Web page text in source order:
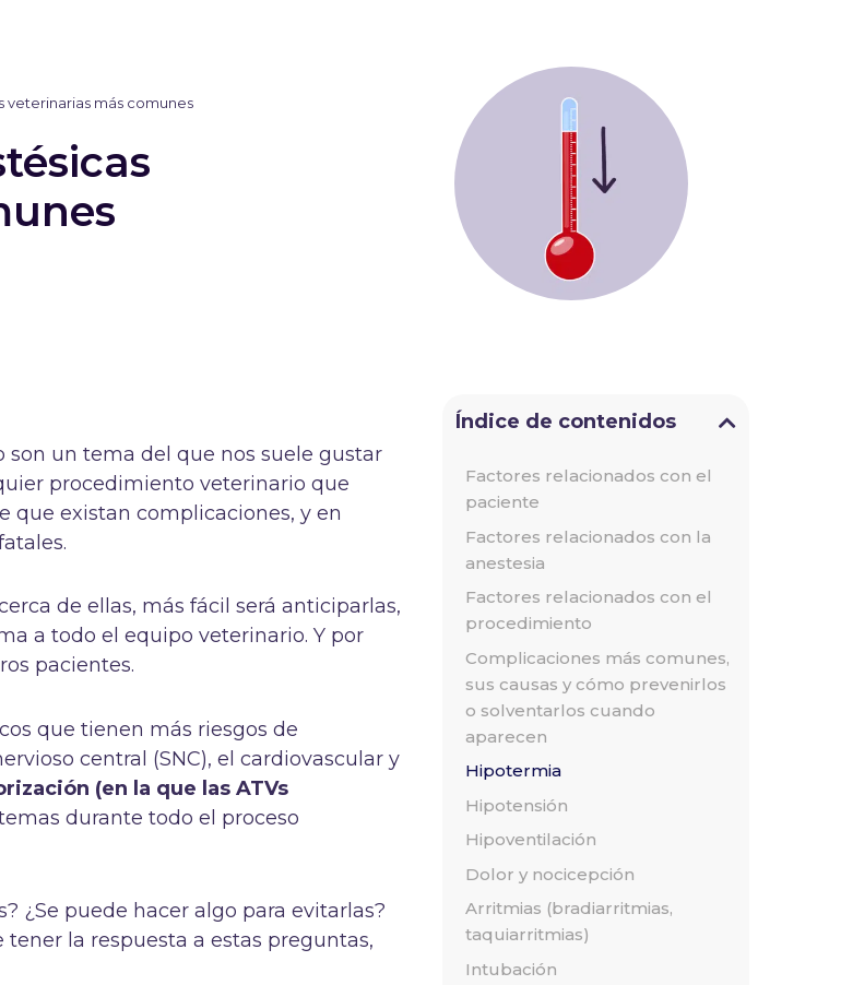
veterinarias más comunes
son un tema del que nos suele gustar
procedimiento veterinario que
que existan complicaciones, y en
de ellas, más fácil será anticiparlas,
a todo el equipo veterinario. Y por
pacientes.
que tienen más riesgos de
central (SNC), el cardiovascular y
(en la que las ATVs
durante todo el proceso
¿Se puede hacer algo para evitarlas?
tener la respuesta a estas preguntas,
Índice de contenidos
Factores relacionados con el
paciente
Factores relacionados con la
anestesia
Factores relacionados con el
procedimiento
Complicaciones más comunes,
sus causas y cómo prevenirlos
o solventarlos cuando
aparecen
Hipotermia
Hipotensión
Hipoventilación
Dolor y nocicepción
Arritmias (bradiarritmias,
taquiarritmias)
Intubación